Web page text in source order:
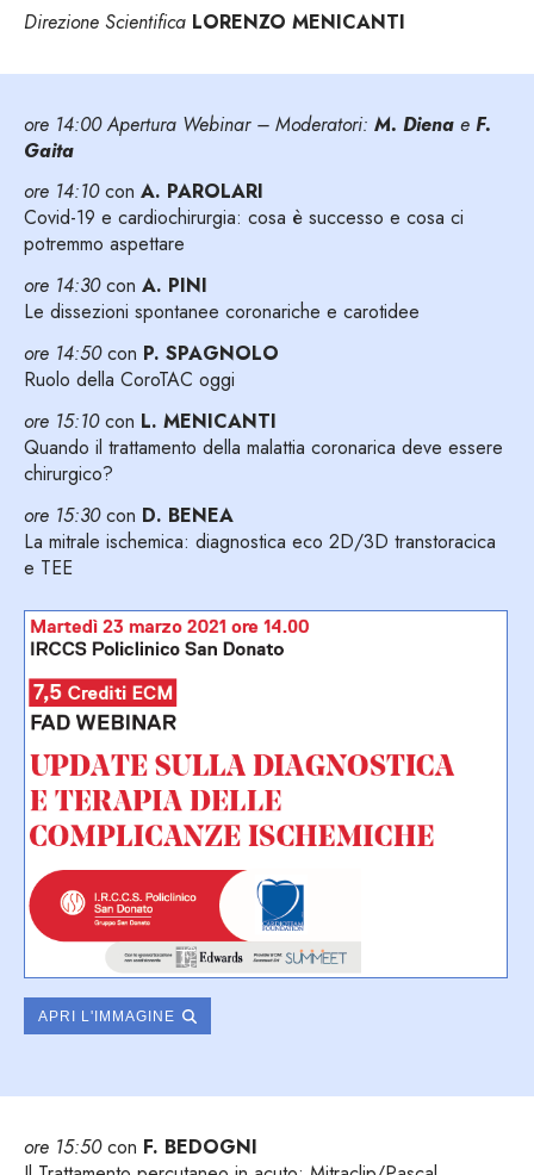
Direzione Scientifica LORENZO MENICANTI
ore 14:00 Apertura Webinar – Moderatori: M. Diena e F.
Gaita
ore 14:10con A. PAROLARI
Covid-19 e cardiochirurgia: cosa è successo e cosa ci
potremmo aspettare
ore 14:30con A. PINI
Le dissezioni spontanee coronariche e carotidee
ore 14:50con P. SPAGNOLO
Ruolo della CoroTAC oggi
ore 15:10con L. MENICANTI
Quando il trattamento della malattia coronarica deve essere
chirurgico?
ore 15:30con D. BENEA
La mitrale ischemica: diagnostica eco 2D/3D transtoracica
e TEE
APRI L'IMMAGINE
ore 15:50con F. BEDOGNI